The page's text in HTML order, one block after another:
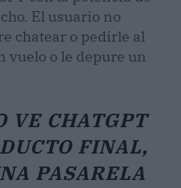
El usuario no
chatear o pedirle al
vuelo o le depure un
VE CHATGPT
FINAL,
PASARELA